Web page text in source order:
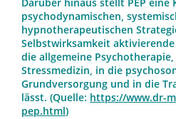
Darüber hinaus stellt PEP eine
psychodynamischen,
hypnotherapeutischen
Selbstwirksamkeit
die allgemeine
Stressmedizin, in die
Grundversorgung und in die
lässt. (Quelle: https://www.dr-
pep.html)